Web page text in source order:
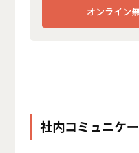
オンライン
社内コミュニケ